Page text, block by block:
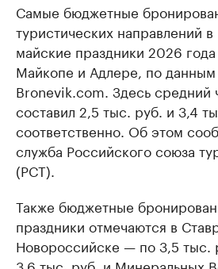
Самые бюджетные
туристических направлений
майские праздники 2026
Майкопе и Адлере, по
Bronevik.com. Здесь средний
составил 2,5 тыс. руб. и 3,4
соответственно. Об этом
служба Российского союза
(РСТ).
Также бюджетные
праздники отмечаются в
Новороссийске — по 3,5 тыс.